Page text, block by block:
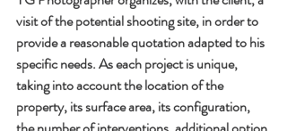
visit of the potential shooting site, in order to
provide a reasonable quotation adapted to his
specific needs. As each project is unique,
taking into account the location of the
property, its surface area, its configuration,